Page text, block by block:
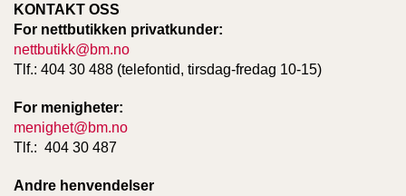
KONTAKT OSS
For nettbutikken privatkunder:
nettbutikk@bm.no
Tlf.: 404 30 488 (telefontid, tirsdag-fredag 10-15)
For menigheter:
menighet@bm.no
Tlf.: 404 30 487
Andre henvendelser